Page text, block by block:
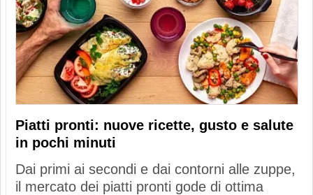
Piatti pronti: nuove ricette, gusto e salute
in pochi minuti
Dai primi ai secondi e dai contorni alle zuppe,
il mercato dei piatti pronti gode di ottima